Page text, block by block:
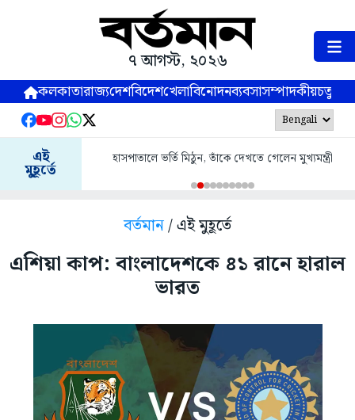
৭ আগস্ট, ২০২৬
কলকাতারাজ্যদেশবিদেশখেলাবিনোদনব্যবসাসম্পাদকীয়
এই
মুহূর্তে
হাসপাতালে ভর্তি মিঠুন, তাঁকে দেখতে গেলেন মুখ্যমন্ত্রী
বর্তমান/ এই মুহূর্তে
এশিয়া কাপ: বাংলাদেশকে ৪১ রানে হারাল
ভারত